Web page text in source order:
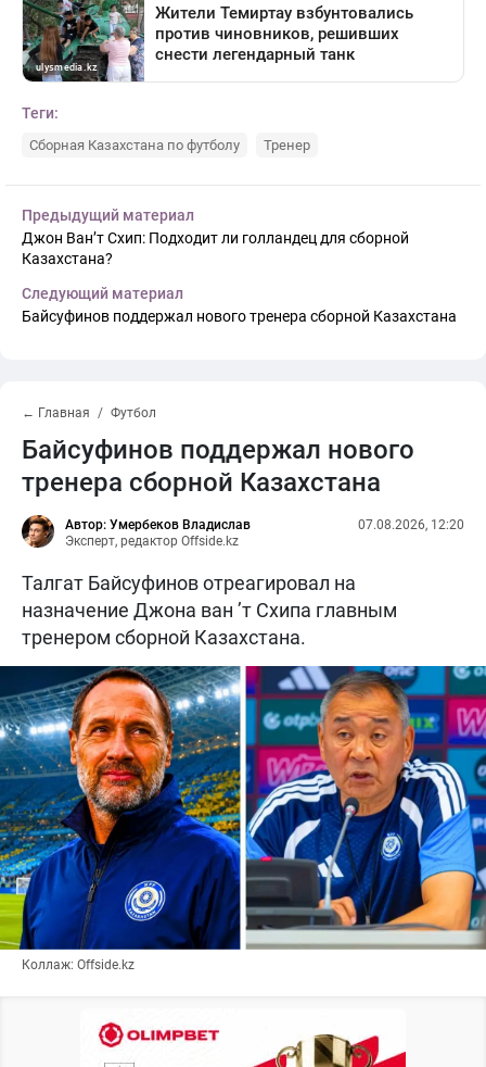
Теги:
Сборная Казахстана по футболу Тренер
Предыдущий материал
Джон Ван’т Схип: Подходит ли голландец для сборной
Казахстана?
Следующий материал
Байсуфинов поддержал нового тренера сборной Казахстана
← Главная Футбол
Байсуфинов поддержал нового
тренера сборной Казахстана
Автор: Умербеков Владислав
Эксперт, редактор Offside.kz
07.08.2026, 12:20
Талгат Байсуфинов отреагировал на
назначение Джона ван ’т Схипа главным
тренером сборной Казахстана.
Коллаж: Offside.kz